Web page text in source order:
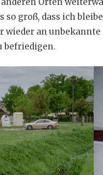
so groß, dass ich
wieder an
befriedigen.